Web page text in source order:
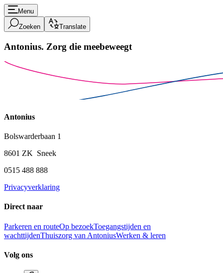
Menu
Zoeken Translate
Antonius. Zorg die meebeweegt
Antonius
Bolswarderbaan 1
8601 ZK Sneek
0515 488 888
Privacyverklaring
Direct naar
Parkeren en routeOp bezoekToegangstijden en
wachttijdenThuiszorg van AntoniusWerken & leren
Volg ons